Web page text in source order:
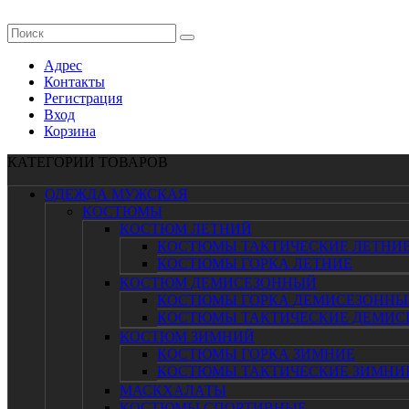
Адрес
Контакты
Регистрация
Вход
Корзина
КАТЕГОРИИ ТОВАРОВ
ОДЕЖДА МУЖСКАЯ
КОСТЮМЫ
КОСТЮМ ЛЕТНИЙ
КОСТЮМЫ ТАКТИЧЕСКИЕ
КОСТЮМЫ ГОРКА ЛЕТНИЕ
КОСТЮМ ДЕМИСЕЗОННЫЙ
КОСТЮМЫ ГОРКА
КОСТЮМЫ ТАКТИЧЕСКИЕ
КОСТЮМ ЗИМНИЙ
КОСТЮМЫ ГОРКА ЗИМНИЕ
КОСТЮМЫ ТАКТИЧЕСКИЕ
МАСКХАЛАТЫ